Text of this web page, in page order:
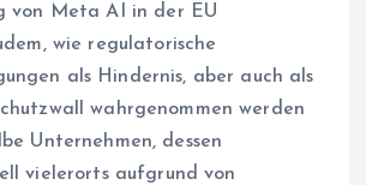
von Meta AI in der EU
wie regulatorische
als Hindernis, aber auch als
wahrgenommen werden
Unternehmen, dessen
vielerorts aufgrund von